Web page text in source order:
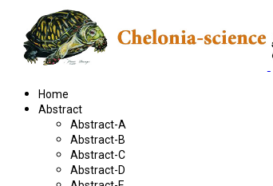
Home
Abstract
Abstract-A
Abstract-B
Abstract-C
Abstract-D